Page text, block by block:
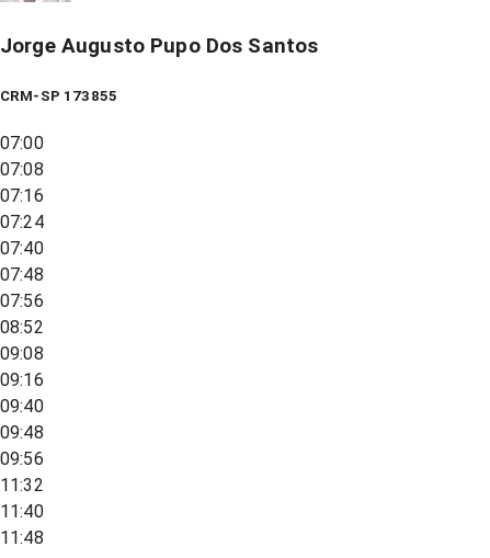
Jorge Augusto Pupo Dos Santos
CRM-SP 173855
07:00
07:08
07:16
07:24
07:40
07:48
07:56
08:52
09:08
09:16
09:40
09:48
09:56
11:32
11:40
11:48